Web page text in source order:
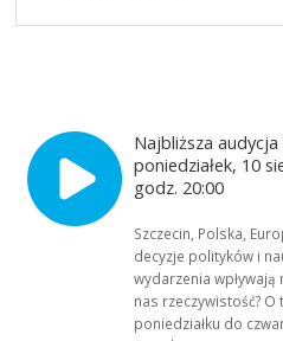
Najbliższa audycja
poniedziałek, 10
godz. 20:00
Szczecin, Polska,
decyzje polityków i
wydarzenia wpływają
nas rzeczywistość? O
poniedziałku do